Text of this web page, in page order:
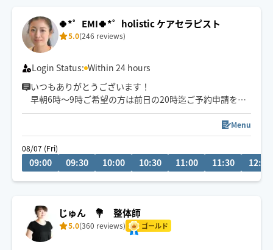
3時以降は90分以上のコースをご予約お願いします🥺
🍀*゜EMI🍀*゜holistic ケアセラピスト
5.0(246 reviews)
Login Status: Within 24 hours
いつもありがとうございます！
早朝6時～9時ご希望の方は前日の20時迄ご予約申請を宜
しくお願い致します！
リラックスしたい、スッキリしたい、眠りたい等何でも
ご相談ください！心と身体を緩める施術を真心こめて致
します😊施術中等で承認後のご連絡遅くなることがござ
Menu
08/07 (Fri)
09:00 09:30 10:00 10:30 11:00 11:30 12:00
じゅん 💐 整体師
5.0(360 reviews) ゴールド